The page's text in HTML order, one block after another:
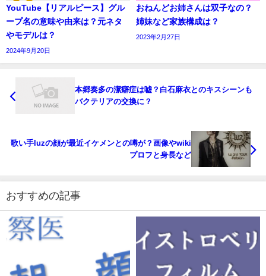
YouTube【リアルピース】グル
ープ名の意味や由来は？元ネタ
やモデルは？
2024年9月20日
おねんどお姉さんは双子なの？
姉妹など家族構成は？
2023年2月27日
本郷奏多の潔癖症は嘘？白石麻衣とのキスシーンも
バクテリアの交換に？
歌い手luzの顔が最近イケメンとの噂が？画像やwiki
プロフと身長など
おすすめの記事